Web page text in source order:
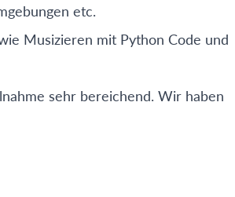
etc.
Musizieren mit Python Code und
sehr bereichend. Wir haben